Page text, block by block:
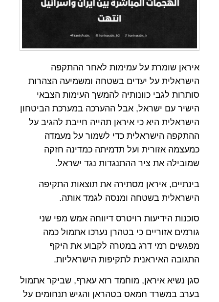
איראן שומרת על עמימות לאחר ההתקפה
הישראלית על יעדים בשטחה ומשמיעה הצהרות
סותרות לגבי כוונותיה להמשך העימות הצבאי
הישיר עם ישראל, אבל ההערכה במערכת הביטחון
הישראלית היא כי איראן תהייה חייבת להגיב על
ההתקפה הישראלית כדי לשמור על מעמדה
כמעצמה אזורית ועל תדמיתה כמדינה חזקה
שמובילה את ציר ההתנגדות נגד ישראל.
בינתיים, איראן מסתירה את תוצאות התקיפה
הישראלית בשטחה ומנסה לגמד אותה.
סוכנות הידיעות רויטרס דיווחה אמש מפי שני
גורמים אזוריים כי בטהרן נערכו אתמול כמה
מפגשים רמי דרג במטרה לקבוע את היקף
התגובה האיראנית לתקיפות הישראליות.
סגן נשיא איראן, מוחמד רזא עארף, שביקר אתמול
בערב במשרד חמאס בטהראן והגיש תנחומים על